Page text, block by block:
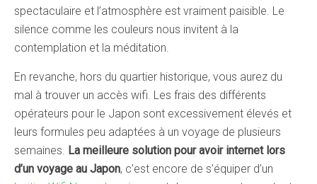
spectaculaire et l’atmosphère est vraiment paisible. Le
silence comme les couleurs nous invitent à la
contemplation et la méditation.
En revanche, hors du quartier historique, vous aurez du
mal à trouver un accès wifi. Les frais des différents
opérateurs pour le Japon sont excessivement élevés et
leurs formules peu adaptées à un voyage de plusieurs
semaines. La meilleure solution pour avoir internet lors
d’un voyage au Japon, c’est encore de s’équiper d’un